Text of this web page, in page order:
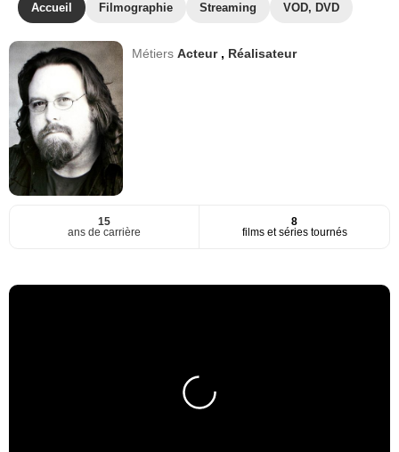
Accueil Filmographie Streaming VOD, DVD
MétiersActeur , Réalisateur
15
ans de carrière
8
films et séries tournés